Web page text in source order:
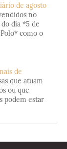
de agosto
no
dia *5 de
como o
de
que atuam
ou que
podem estar